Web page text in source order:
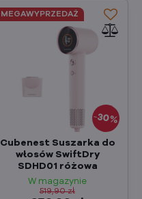
30%
MEGAWYPRZEDAŻ
Cubenest Suszarka do
włosów SwiftDry
SDHD01 różowa
W magazynie
519,90 zł